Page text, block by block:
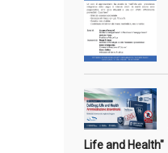
Life and Health"